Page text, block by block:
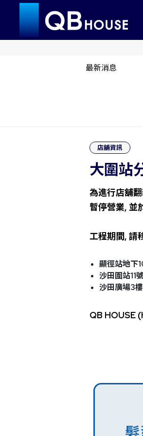
最新消息
店舖資訊
大圍站
為進行店舖
暫停營業, 並
工程期間, 請
顯徑站地下
沙田圍站11
沙田廣場3
QB HOUSE